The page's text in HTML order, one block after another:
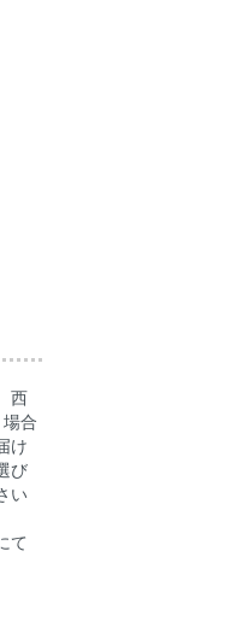
西
合
け
び
い
て